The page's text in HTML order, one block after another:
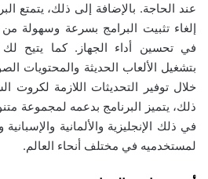
عند الحاجة. بالإضافة إلى ذلك، يتمتع
إلغاء تثبيت البرامج بسرعة وسهولة
في تحسين أداء الجهاز. كما يتيح لك
بتشغيل الألعاب الحديثة والمحتويات
خلال توفير التحديثات اللازمة
ذلك، يتميز البرنامج بدعمه لمجموعة
في ذلك الإنجليزية والألمانية والإسبانية
لمستخدميه في مختلف أنحاء العالم.